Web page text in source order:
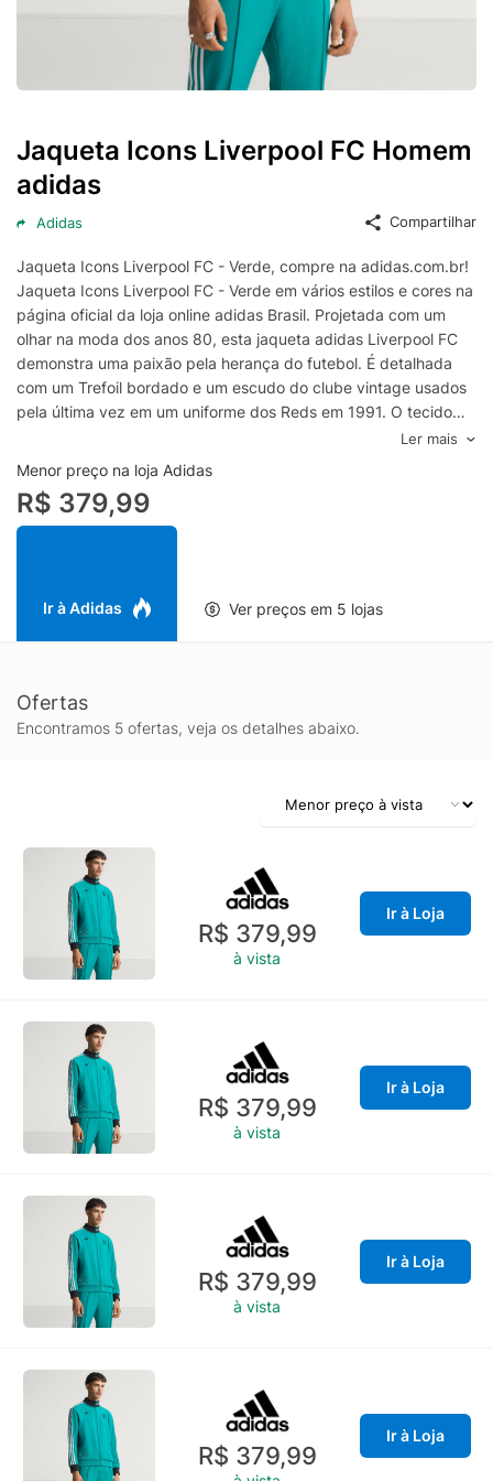
Jaqueta Icons Liverpool FC Homem
adidas
Adidas Compartilhar
Jaqueta Icons Liverpool FC - Verde, compre na adidas.com.br!
Jaqueta Icons Liverpool FC - Verde em vários estilos e cores na
página oficial da loja online adidas Brasil. Projetada com um
olhar na moda dos anos 80, esta jaqueta adidas Liverpool FC
demonstra uma paixão pela herança do futebol. É detalhada
com um Trefoil bordado e um escudo do clube vintage usados
pela última vez em um uniforme dos Reds em 1991. O tecido
twill macio manterá você em movimento com conforto, seja
assistindo à ação das arquibancadas ou do sofá.
Ler mais
Menor preço na loja Adidas
R$ 379,99
Ir à Adidas Ver preços em 5 lojas
Ofertas
Encontramos 5 ofertas, veja os detalhes abaixo.
R$ 379,99
à vista
Ir à Loja
R$ 379,99
à vista
Ir à Loja
R$ 379,99
à vista
Ir à Loja
R$ 379,99
Ir à Loja